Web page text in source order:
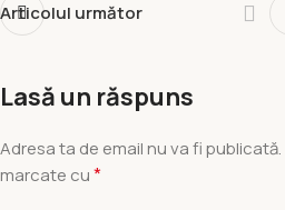
Articolul următor
Lasă un răspuns
Adresa ta de email nu va fi publicată.
marcate cu*